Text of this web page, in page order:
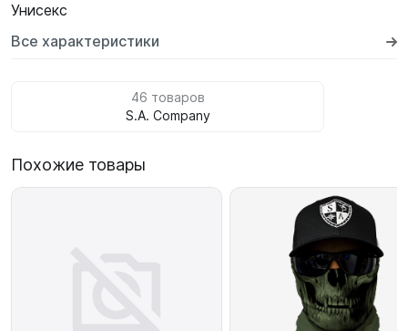
Унисекс
Все характеристики
46 товаров
S.A. Company
Похожие товары